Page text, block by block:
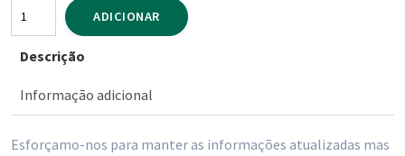
Quantidade
de
Tremoço
ADICIONAR
Descrição
Informação adicional
Esforçamo-nos para manter as informações atualizadas mas